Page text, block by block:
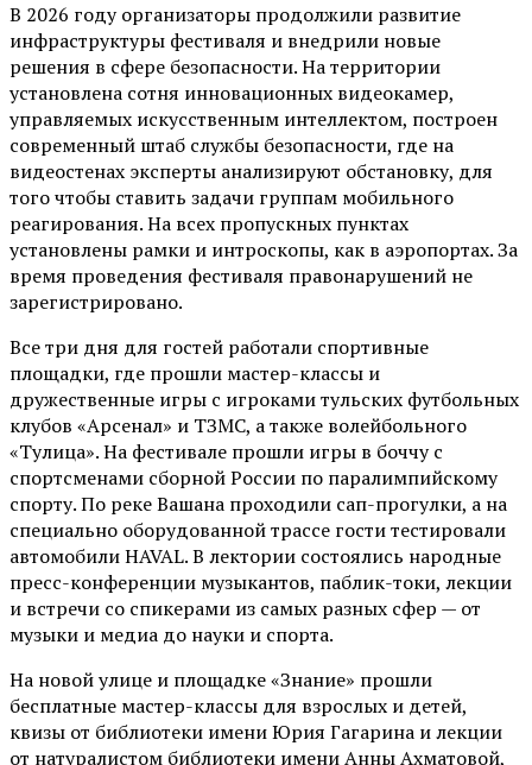
В 2026 году организаторы продолжили развитие
инфраструктуры фестиваля и внедрили новые
решения в сфере безопасности. На территории
установлена сотня инновационных видеокамер,
управляемых искусственным интеллектом, построен
современный штаб службы безопасности, где на
видеостенах эксперты анализируют обстановку, для
того чтобы ставить задачи группам мобильного
реагирования. На всех пропускных пунктах
установлены рамки и интроскопы, как в аэропортах. За
время проведения фестиваля правонарушений не
зарегистрировано.
Все три дня для гостей работали спортивные
площадки, где прошли мастер-классы и
дружественные игры с игроками тульских футбольных
клубов «Арсенал» и ТЗМС, а также волейбольного
«Тулица». На фестивале прошли игры в боччу с
спортсменами сборной России по паралимпийскому
спорту. По реке Вашана проходили сап-прогулки, а на
специально оборудованной трассе гости тестировали
автомобили HAVAL. В лектории состоялись народные
пресс-конференции музыкантов, паблик-токи, лекции
и встречи со спикерами из самых разных сфер — от
музыки и медиа до науки и спорта.
На новой улице и площадке «Знание» прошли
бесплатные мастер-классы для взрослых и детей,
квизы от библиотеки имени Юрия Гагарина и лекции
от натуралистом библиотеки имени Анны Ахматовой,